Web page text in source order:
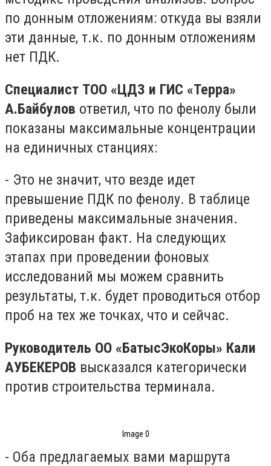
по донным отложениям: откуда вы взяли
эти данные, т.к. по донным отложениям
нет ПДК.
Специалист ТОО «ЦДЗ и ГИС «Терра»
А.Байбулов ответил, что по фенолу были
показаны максимальные концентрации
на единичных станциях:
- Это не значит, что везде идет
превышение ПДК по фенолу. В таблице
приведены максимальные значения.
Зафиксирован факт. На следующих
этапах при проведении фоновых
исследований мы можем сравнить
результаты, т.к. будет проводиться отбор
проб на тех же точках, что и сейчас.
Руководитель ОО «БатысЭкоКоры» Кали
АУБЕКЕРОВ высказался категорически
против строительства терминала.
Image 0
- Оба предлагаемых вами маршрута